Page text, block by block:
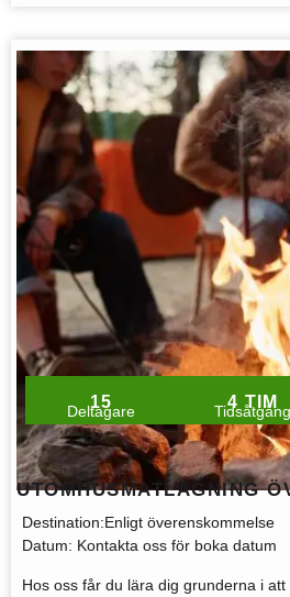
15
Deltagare 4 TIM
Tidsåtgång
UTOMHUSMATLAGNING
Destination:Enligt överenskommelse
Datum: Kontakta oss för boka datum
Hos oss får du lära dig grunderna i att